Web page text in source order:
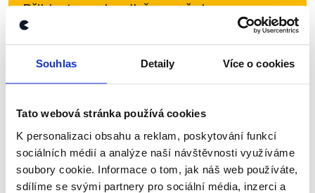
Souhlas Detaily Více o cookies
Tato webová stránka používá cookies
K personalizaci obsahu a reklam, poskytování funkcí
sociálních médií a analýze naší návštěvnosti využíváme
soubory cookie. Informace o tom, jak náš web používáte,
sdílíme se svými partnery pro sociální média, inzerci a
Přihlaste se k odběru našeho
newsletteru nebo
whatsappového
shrnutí nejzajímavějších článků a analýz.
přehled o tom, jaké dezinformace a
nepravdy se zrovna v Česku šíří.
Newsletter WhatsApp